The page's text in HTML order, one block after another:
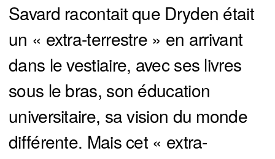
Savard racontait que Dryden était
un « extra-terrestre » en arrivant
dans le vestiaire, avec ses livres
sous le bras, son éducation
universitaire, sa vision du monde
différente. Mais cet « extra-